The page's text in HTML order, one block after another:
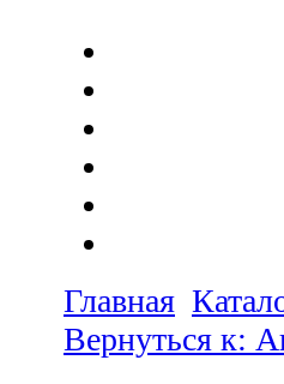
Главная
Вернуться к: